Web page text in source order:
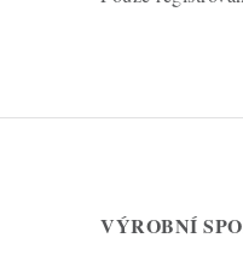
VÝROBNÍ